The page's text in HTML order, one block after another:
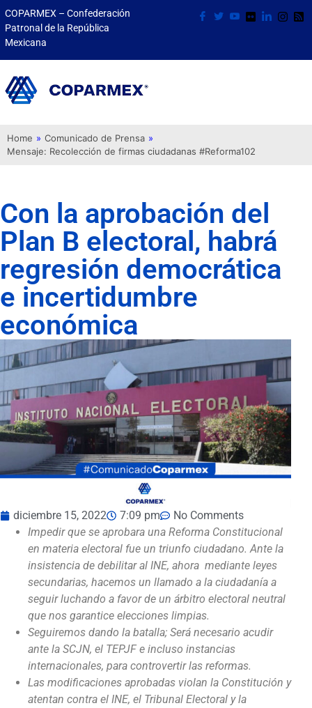
COPARMEX – Confederación
Patronal de la República
Mexicana
Home » Comunicado de Prensa »
Mensaje: Recolección de firmas ciudadanas #Reforma102
Con la aprobación del
Plan B electoral, habrá
regresión democrática
e incertidumbre
económica
diciembre 15, 2022 7:09 pm
No Comments
Impedir que se aprobara una Reforma Constitucional
en materia electoral fue un triunfo ciudadano. Ante la
insistencia de debilitar al INE, ahora mediante leyes
secundarias, hacemos un llamado a la ciudadanía a
seguir luchando a favor de un árbitro electoral neutral
que nos garantice elecciones limpias.
Seguiremos dando la batalla; Será necesario acudir
ante la SCJN, el TEPJF e incluso instancias
internacionales, para controvertir las reformas.
Las modificaciones aprobadas violan la Constitución y
atentan contra el INE, el Tribunal Electoral y la